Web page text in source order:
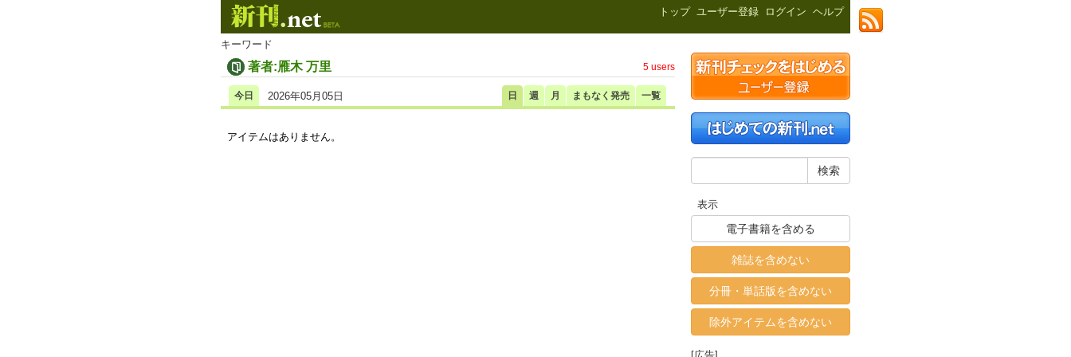
トップ ユーザー登録 ログイン ヘルプ
キーワード
著者:雁木 万里 5 users
日 週 月 まもなく発売 一覧
今日 2026年05月05日
アイテムはありません。
表示
電子書籍を含める
雑誌を含めない
分冊・単話版を含めない
除外アイテムを含めない